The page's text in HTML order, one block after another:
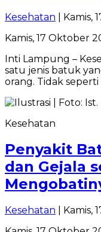
Kesehatan | Kamis,
Kamis, 17 Oktober
Inti Lampung –
satu jenis batuk
orang. Tidak
Kesehatan
Penyakit
dan Gejala
Kesehatan | Kamis,